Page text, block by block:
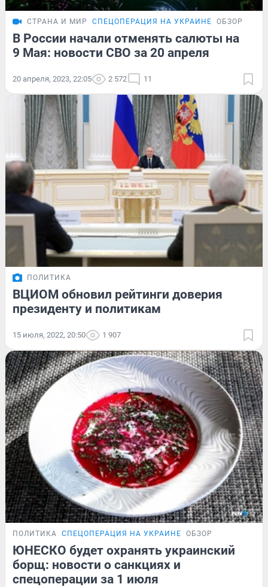
СТРАНА И МИР СПЕЦОПЕРАЦИЯ НА УКРАИНЕ ОБЗОР
В России начали отменять салюты на
9 Мая: новости СВО за 20 апреля
20 апреля, 2023, 22:05 2 572 11
ПОЛИТИКА
ВЦИОМ обновил рейтинги доверия
президенту и политикам
15 июля, 2022, 20:50 1 907
ПОЛИТИКА СПЕЦОПЕРАЦИЯ НА УКРАИНЕ ОБЗОР
ЮНЕСКО будет охранять украинский
борщ: новости о санкциях и
спецоперации за 1 июля